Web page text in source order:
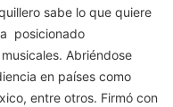
sabe lo que quiere
posicionado
Abriéndose
en países como
entre otros. Firmó con